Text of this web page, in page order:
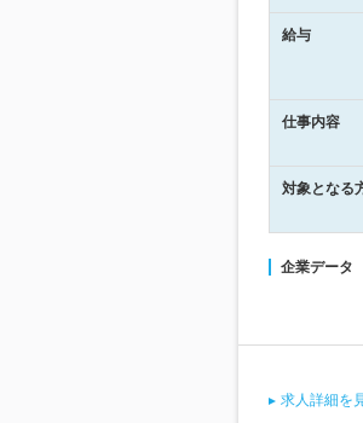
給与
仕事内容
対象となる
企業データ
求人詳細を